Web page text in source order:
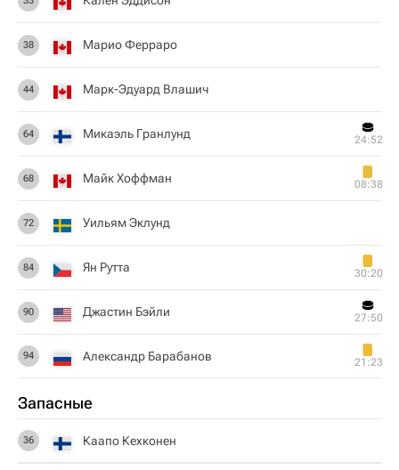
38 Марио Ферраро
44 Марк-Эдуард Влашич
64 Микаэль Гранлунд 24:52
68 Майк Хоффман 08:38
72 Уильям Эклунд
84 Ян Рутта 30:20
90 Джастин Бэйли 27:50
94 Александр Барабанов 21:23
Запасные
36 Каапо Кехконен